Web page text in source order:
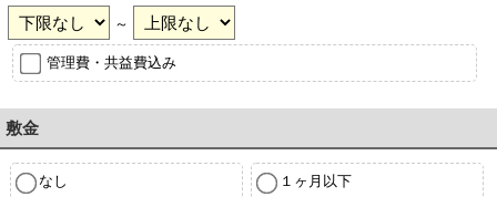
～
管理費・共益費込み
敷金
なし １ヶ月以下